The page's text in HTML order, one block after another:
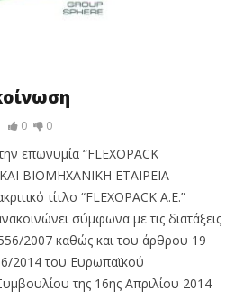
0 0
επωνυμία “FLEXOPACK
ΒΙΟΜΗΧΑΝΙΚΗ ΕΤΑΙΡEΙΑ
τίτλο “FLEXOPACK A.E.”
σύμφωνα με τις διατάξεις
2007 καθώς και του άρθρου 19
2014 του Ευρωπαϊκού
της 16ης Απριλίου 2014